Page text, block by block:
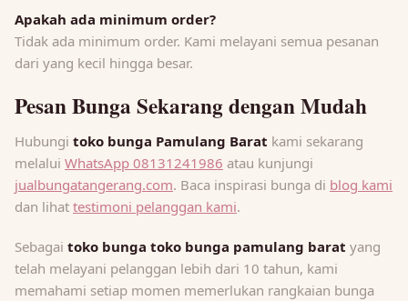
Apakah ada minimum order?
Tidak ada minimum order. Kami melayani semua pesanan
dari yang kecil hingga besar.
Pesan Bunga Sekarang dengan Mudah
Hubungi toko bunga Pamulang Barat kami sekarang
melalui WhatsApp 08131241986 atau kunjungi
jualbungatangerang.com. Baca inspirasi bunga di blog kami
dan lihat testimoni pelanggan kami.
Sebagai toko bunga toko bunga pamulang barat yang
telah melayani pelanggan lebih dari 10 tahun, kami
memahami setiap momen memerlukan rangkaian bunga